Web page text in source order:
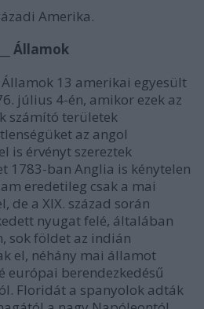
Amerika.
Államok
13 amerikai egyesült
július 4-én, amikor ezek az
számító területek
az angol
is érvényt szereztek
1783-ban Anglia is kénytelen
eredetileg csak a mai
de a XIX. század során
nyugat felé, általában
sok földet az indián
el, néhány mai államot
európai berendezkedésű
Floridát a spanyolok adták